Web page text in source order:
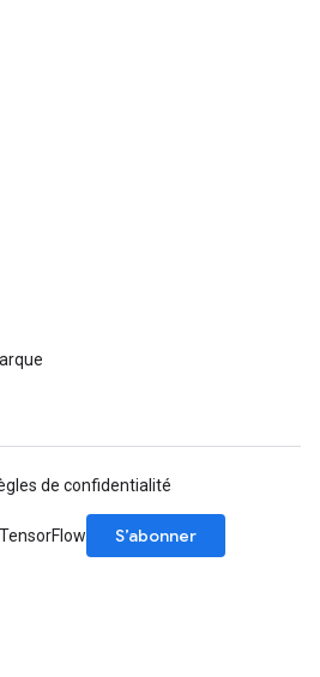
de confidentialité
S’abonner